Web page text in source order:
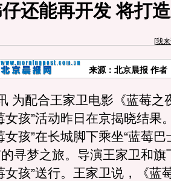
还能再开发 将打
[我
来源：北京晨报 作者
配合王家卫电影《蓝莓之
女孩”活动昨日在京揭晓结果
女孩”在长城脚下乘坐“蓝莓巴
寻梦之旅。导演王家卫和旗
女孩”送行。王家卫说，《蓝